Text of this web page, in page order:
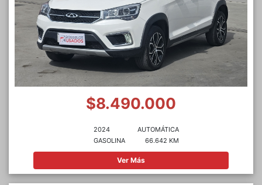
$8.490.000
2024
GASOLINA
AUTOMÁTICA
66.642 KM
Ver Más